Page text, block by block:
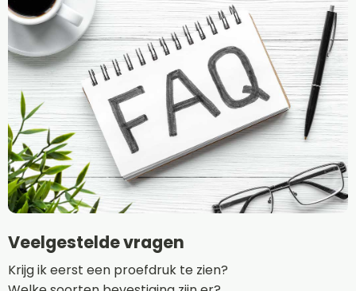
Veelgestelde vragen
Krijg ik eerst een proefdruk te zien?